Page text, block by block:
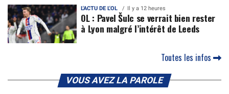
L'ACTU DE L'OL Il y a 12 heures
OL : Pavel Šulc se verrait bien rester
à Lyon malgré l’intérêt de Leeds
Toutes les infos
VOUS AVEZ LA PAROLE